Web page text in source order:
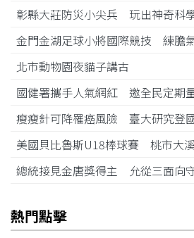
彰縣大莊防災小尖兵 玩出神奇科
金門金湖足球小將國際競技 練膽
北市動物園夜貓子講古
國健署攜手人氣網紅 邀全民定期
瘦瘦針可降罹癌風險 臺大研究登
美國貝比魯斯U18棒球賽 桃市大
總統接見金唐獎得主 允從三面向
熱門點擊